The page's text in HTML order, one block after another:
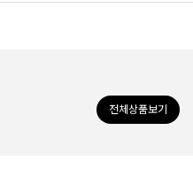
전체상품보기